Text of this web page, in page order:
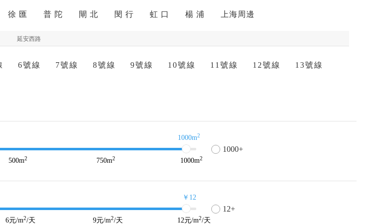
徐 匯 普 陀 閘 北 閔 行 虹 口 楊 浦 上海周邊
延安西路
6號線 7號線 8號線 9號線 10號線 11號線 12號線 13號線
1000m2
500m2 750m2 1000m2
1000+
￥12
6元/m2/天 9元/m2/天 12元/m2/天
12+